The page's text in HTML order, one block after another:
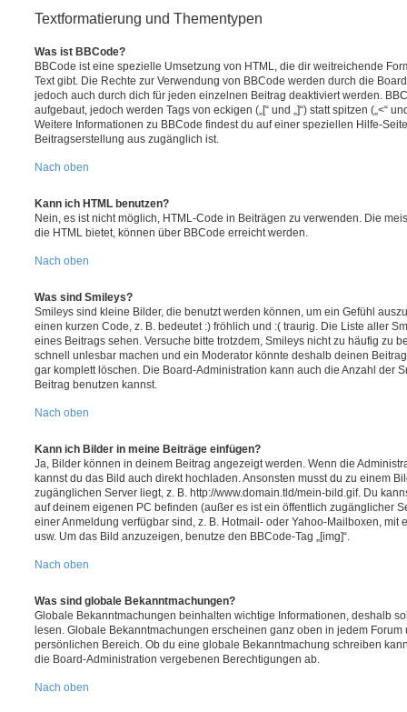
Textformatierung und Thementypen
Was ist BBCode?
BBCode ist eine spezielle Umsetzung von HTML, die dir weitreichende
Text gibt. Die Rechte zur Verwendung von BBCode werden durch die
jedoch auch durch dich für jeden einzelnen Beitrag deaktiviert werden.
aufgebaut, jedoch werden Tags von eckigen („[“ und „]“) statt spitzen („<“
Weitere Informationen zu BBCode findest du auf einer speziellen Hilfe-
Beitragserstellung aus zugänglich ist.
Nach oben
Kann ich HTML benutzen?
Nein, es ist nicht möglich, HTML-Code in Beiträgen zu verwenden. Die
die HTML bietet, können über BBCode erreicht werden.
Nach oben
Was sind Smileys?
Smileys sind kleine Bilder, die benutzt werden können, um ein Gefühl
einen kurzen Code, z. B. bedeutet :) fröhlich und :( traurig. Die Liste aller
eines Beitrags sehen. Versuche bitte trotzdem, Smileys nicht zu häufig zu
schnell unlesbar machen und ein Moderator könnte deshalb deinen
gar komplett löschen. Die Board-Administration kann auch die Anzahl der
Beitrag benutzen kannst.
Nach oben
Kann ich Bilder in meine Beiträge einfügen?
Ja, Bilder können in deinem Beitrag angezeigt werden. Wenn die
kannst du das Bild auch direkt hochladen. Ansonsten musst du zu einem
zugänglichen Server liegt, z. B. http://www.domain.tld/mein-bild.gif. Du
auf deinem eigenen PC befinden (außer es ist ein öffentlich zugänglicher
einer Anmeldung verfügbar sind, z. B. Hotmail- oder Yahoo-Mailboxen, mit
usw. Um das Bild anzuzeigen, benutze den BBCode-Tag „[img]“.
Nach oben
Was sind globale Bekanntmachungen?
Globale Bekanntmachungen beinhalten wichtige Informationen, deshalb
lesen. Globale Bekanntmachungen erscheinen ganz oben in jedem
persönlichen Bereich. Ob du eine globale Bekanntmachung schreiben
die Board-Administration vergebenen Berechtigungen ab.
Nach oben